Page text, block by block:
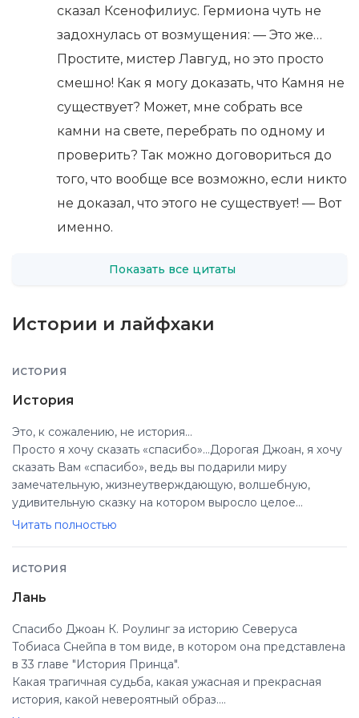
сказал Ксенофилиус. Гермиона чуть не
задохнулась от возмущения: — Это же…
Простите, мистер Лавгуд, но это просто
смешно! Как я могу доказать, что Камня не
существует? Может, мне собрать все
камни на свете, перебрать по одному и
проверить? Так можно договориться до
того, что вообще все возможно, если никто
не доказал, что этого не существует! — Вот
именно.
Показать все цитаты
Истории и лайфхаки
ИСТОРИЯ
История
Это, к сожалению, не история…
Просто я хочу сказать «спасибо»…Дорогая Джоан, я хочу
сказать Вам «спасибо», ведь вы подарили миру
замечательную, жизнеутверждающую, волшебную,
удивительную сказку на котором выросло целое
поколение. Спасибо за то, что Вы подарили миру Гарри
потери, поэтому эта книга так нам близка.
Спасибо за то, что создали удивительный мир – квиддич,
Выручай-комнату, Хогсмит, и, конечно же, Хогвардс, куда
мы с радостью возвращались шесть лет. Спасибо за
добрых преподавателей (в особенности за Дамблдора и
профессора МакГонаггал), за крутящиеся лестницы, за
стены, увешанные сотнями картин, за нашу
Грифендорскую гостиную, где мы проводили сотни
Читать полностью
ИСТОРИЯ
Лань
Спасибо Джоан К. Роулинг за историю Северуса
Тобиаса Снейпа в том виде, в котором она представлена
в 33 главе "История Принца".
Какая трагичная судьба, какая ужасная и прекрасная
история, какой невероятный образ.